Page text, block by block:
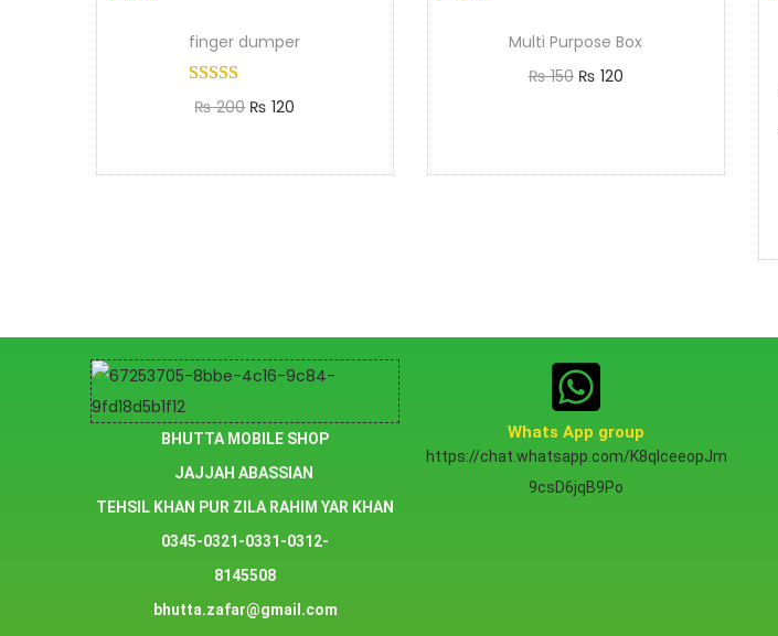
finger dumper
₨200 ₨ 120
Multi Purpose Box
₨150 ₨ 120
BHUTTA MOBILE SHOP
JAJJAH ABASSIAN
TEHSIL KHAN PUR ZILA RAHIM YAR KHAN
0345-0321-0331-0312-
8145508
bhutta.zafar@gmail.com
Whats App group
https://chat.whatsapp.com/K8qlceeopJm
9csD6jqB9Po